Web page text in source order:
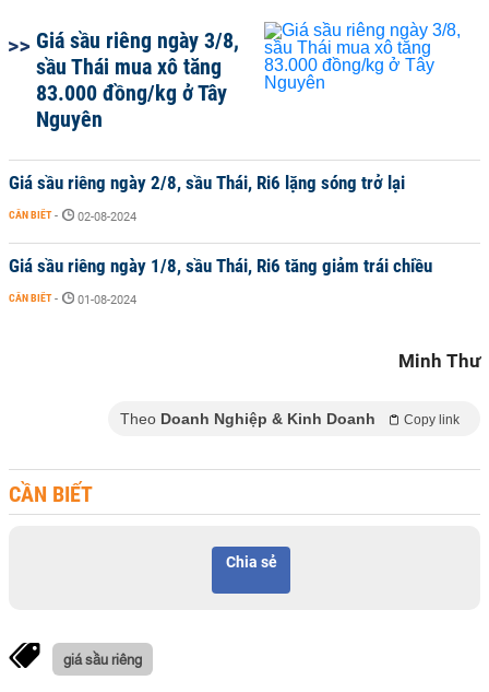
Giá sầu riêng ngày 3/8,
sầu Thái mua xô tăng
83.000 đồng/kg ở Tây
Nguyên
Giá sầu riêng ngày 2/8, sầu Thái, Ri6 lặng sóng trở lại
CẦN BIẾT - 02-08-2024
Giá sầu riêng ngày 1/8, sầu Thái, Ri6 tăng giảm trái chiều
CẦN BIẾT - 01-08-2024
Minh Thư
Theo Doanh Nghiệp & Kinh Doanh Copy link
CẦN BIẾT
Chia sẻ
giá sầu riêng